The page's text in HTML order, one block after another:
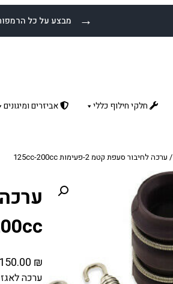
מבצע על כל הרמפות – ₪450 עד →
חלקי חילוף כללי אביזרים ומיגונים
/ ערכה לחיבור סעפת קטמ 2-פעימות 125cc-200cc
150.00 ₪